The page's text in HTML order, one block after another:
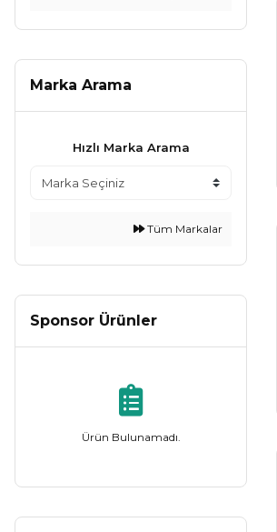
Marka Arama
Hızlı Marka Arama
Tüm Markalar
Sponsor Ürünler
Ürün Bulunamadı.